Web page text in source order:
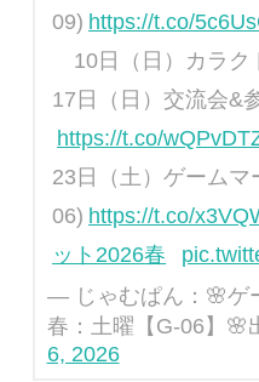
09) https://t.co/
10日（日）カラク
17日（日）交流会&
https://t.co/
23日（土）ゲーム
06) https://t.co/
ット2026春
— じゃむぱん：🌸ゲ
春：土曜【G-06】🌸
6, 2026